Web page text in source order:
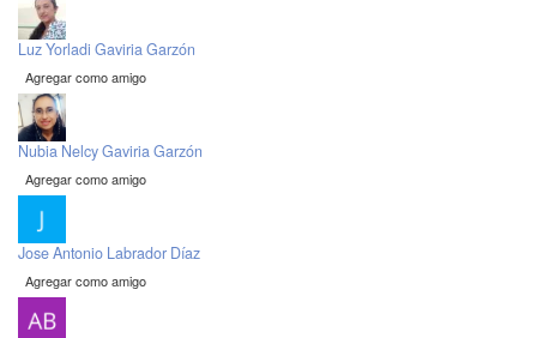
Luz Yorladi Gaviria Garzón
Agregar como amigo
Nubia Nelcy Gaviria Garzón
Agregar como amigo
Jose Antonio Labrador Díaz
Agregar como amigo